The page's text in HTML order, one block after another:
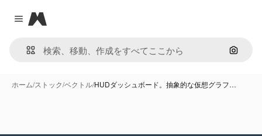
Close menu
Magnific
画像で
ホーム/ストック/ベクトル/HUDダッシュボード。抽象的な仮想グラフ…